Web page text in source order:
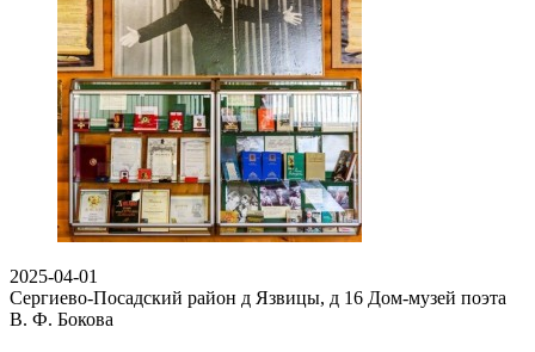
2025-04-01
Сергиево-Посадский район д Язвицы, д 16 Дом-музей поэта
В. Ф. Бокова